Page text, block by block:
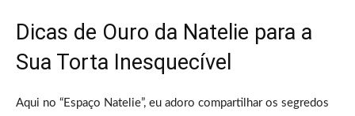
Dicas de Ouro da Natelie para a
Sua Torta Inesquecível
Aqui no “Espaço Natelie”, eu adoro compartilhar os segredos